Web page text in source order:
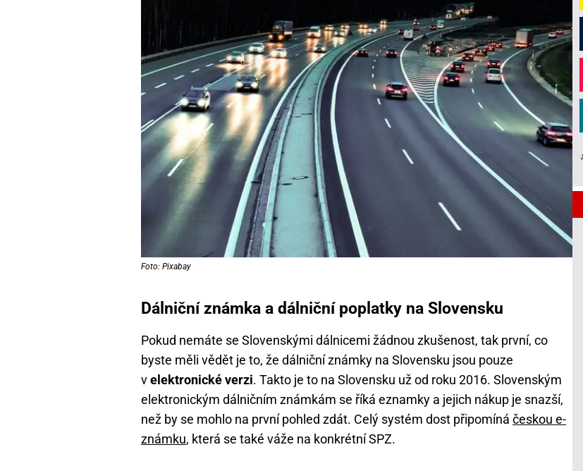
Foto: Pixabay
Dálniční známka a dálniční poplatky na Slovensku
Pokud nemáte se Slovenskými dálnicemi žádnou zkušenost, tak první, co
byste měli vědět je to, že dálniční známky na Slovensku jsou pouze
velektronické verzi. Takto je to na Slovensku už od roku 2016. Slovenským
elektronickým dálničním známkám se říká eznamky a jejich nákup je snazší,
než by se mohlo na první pohled zdát. Celý systém dost připomíná českou e-
známku, která se také váže na konkrétní SPZ.